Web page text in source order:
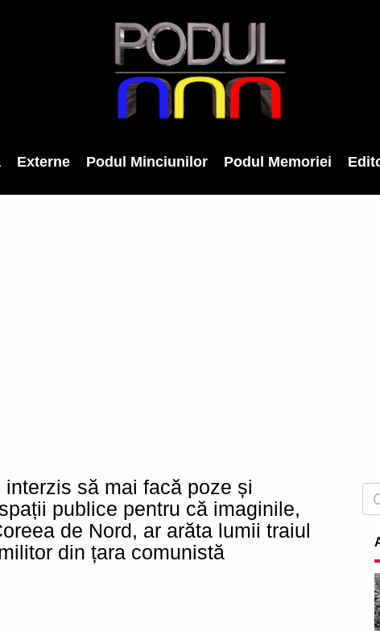
Externe Podul Minciunilor Podul Memoriei
să mai facă poze și
publice pentru că imaginile,
de Nord, ar arăta lumii traiul
din țara comunistă